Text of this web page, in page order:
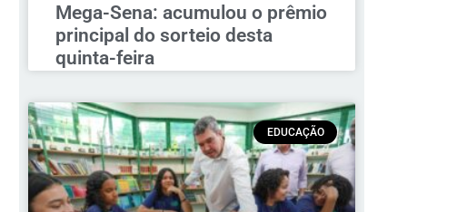
Mega-Sena: acumulou o prêmio
principal do sorteio desta
quinta-feira
EDUCAÇÃO